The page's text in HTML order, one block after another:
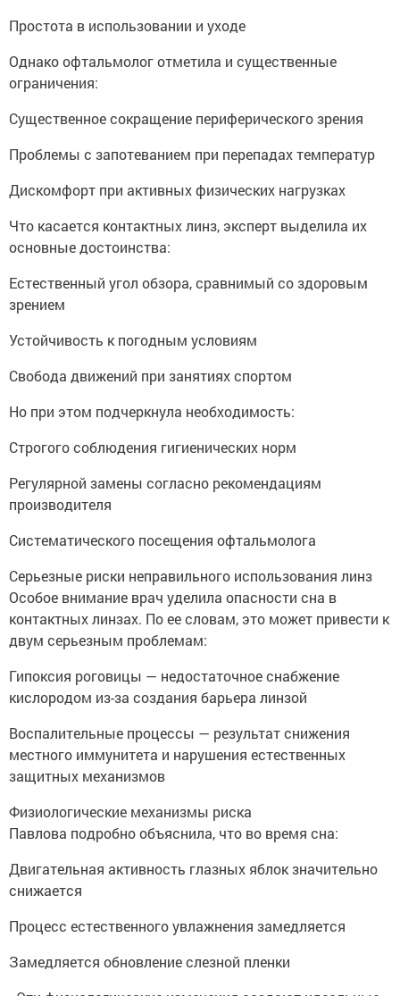
Простота в использовании и уходе
Однако офтальмолог отметила и существенные
ограничения:
Существенное сокращение периферического зрения
Проблемы с запотеванием при перепадах температур
Дискомфорт при активных физических нагрузках
Что касается контактных линз, эксперт выделила их
основные достоинства:
Естественный угол обзора, сравнимый со здоровым
зрением
Устойчивость к погодным условиям
Свобода движений при занятиях спортом
Но при этом подчеркнула необходимость:
Строгого соблюдения гигиенических норм
Регулярной замены согласно рекомендациям
производителя
Систематического посещения офтальмолога
Серьезные риски неправильного использования линз
Особое внимание врач уделила опасности сна в
контактных линзах. По ее словам, это может привести к
двум серьезным проблемам:
Гипоксия роговицы — недостаточное снабжение
кислородом из-за создания барьера линзой
Воспалительные процессы — результат снижения
местного иммунитета и нарушения естественных
защитных механизмов
Физиологические механизмы риска
Павлова подробно объяснила, что во время сна:
Двигательная активность глазных яблок значительно
снижается
Процесс естественного увлажнения замедляется
Замедляется обновление слезной пленки